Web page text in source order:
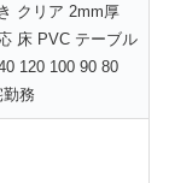
クリア 2mm厚
床 PVC テーブル
120 100 90 80
勤務